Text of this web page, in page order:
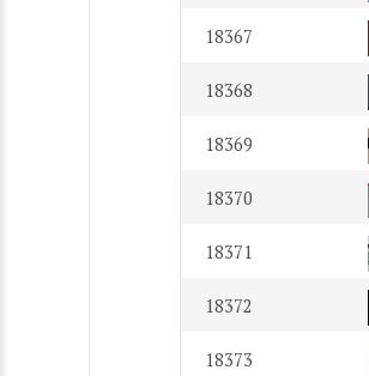
18367
18368
18369
18370
18371
18372
18373